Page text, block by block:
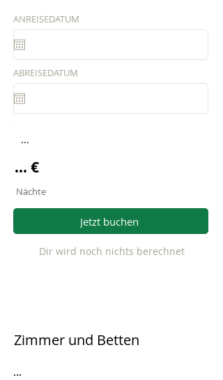
ANREISEDATUM
ABREISEDATUM
...
... €
Nächte
Jetzt buchen
Dir wird noch nichts berechnet
Zimmer und Betten
...